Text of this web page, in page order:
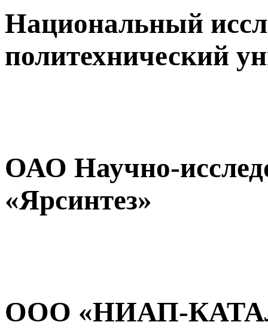
Национальный
политехнический
ОАО Научно-
«Ярсинтез»
ООО «НИАП-